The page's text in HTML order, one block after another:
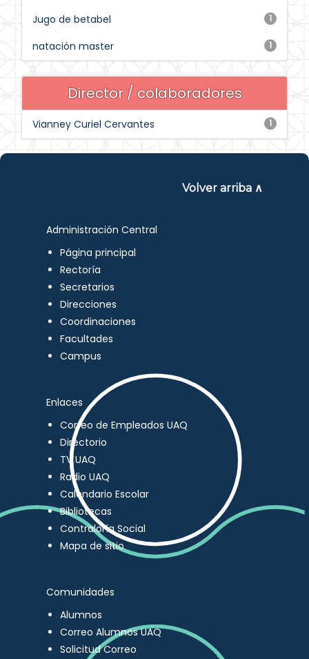
1
Jugo de betabel
1
natación master
Director / colaboradores
1
Vianney Curiel Cervantes
Volver arriba ∧
Administración Central
Página principal
Rectoría
Secretarios
Direcciones
Coordinaciones
Facultades
Campus
Enlaces
Correo de Empleados UAQ
Directorio
TV UAQ
Radio UAQ
Calendario Escolar
Bibliotecas
Contraloría Social
Mapa de sitio
Comunidades
Alumnos
Correo Alumnos UAQ
Solicitud Correo